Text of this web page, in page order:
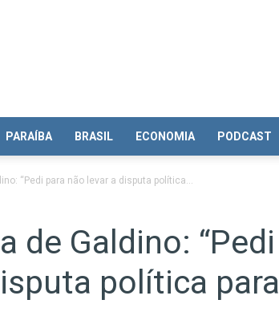
PARAÍBA BRASIL ECONOMIA PODCAST
“Pedi para não levar a disputa política...
de Galdino: “Pedi
política para